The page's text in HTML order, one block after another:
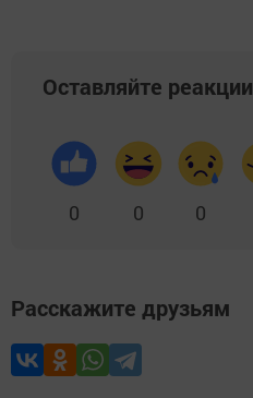
Оставляйте реакции
0 0 0
Расскажите друзьям